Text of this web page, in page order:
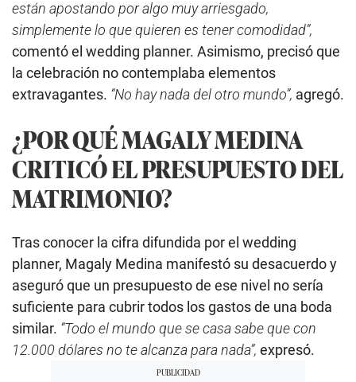
están apostando por algo muy arriesgado,
simplemente lo que quieren es tener comodidad”,
comentó el wedding planner. Asimismo, precisó que
la celebración no contemplaba elementos
extravagantes. “No hay nada del otro mundo”, agregó.
¿POR QUÉ MAGALY MEDINA
CRITICÓ EL PRESUPUESTO DEL
MATRIMONIO?
Tras conocer la cifra difundida por el wedding
planner, Magaly Medina manifestó su desacuerdo y
aseguró que un presupuesto de ese nivel no sería
suficiente para cubrir todos los gastos de una boda
similar. “Todo el mundo que se casa sabe que con
12.000 dólares no te alcanza para nada”, expresó.